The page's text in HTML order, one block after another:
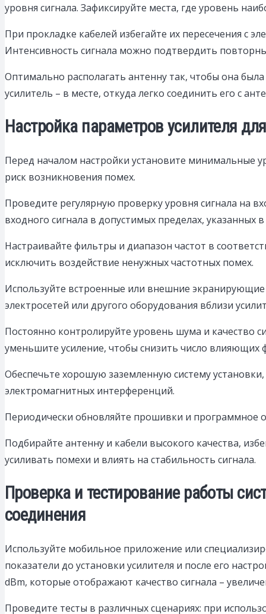
уровня сигнала. Зафиксируйте места, где уровень
При прокладке кабелей избегайте их пересечения с
Интенсивность сигнала можно подтвердить
Оптимально располагать антенну так, чтобы она
усилитель – в месте, откуда легко соединить его с
Настройка параметров усилителя
Перед началом настройки установите минимальные
риск возникновения помех.
Проведите регулярную проверку уровня сигнала на
входного сигнала в допустимых пределах, указанных
Настраивайте фильтры и диапазон частот в
исключить воздействие ненужных частотных помех.
Используйте встроенные или внешние
электросетей или другого оборудования вблизи
Постоянно контролируйте уровень шума и качество
уменьшите усиление, чтобы снизить число влияющих
Обеспечьте хорошую заземленную систему
электромагнитных интерференций.
Периодически обновляйте прошивки и программное
Подбирайте антенну и кабели высокого качества,
усиливать помехи и влиять на стабильность сигнала.
Проверка и тестирование работы
соединения
Используйте мобильное приложение или
показатели до установки усилителя и после его
dBm, которые отображают качество сигнала –
Проведите тесты в различных сценариях: при